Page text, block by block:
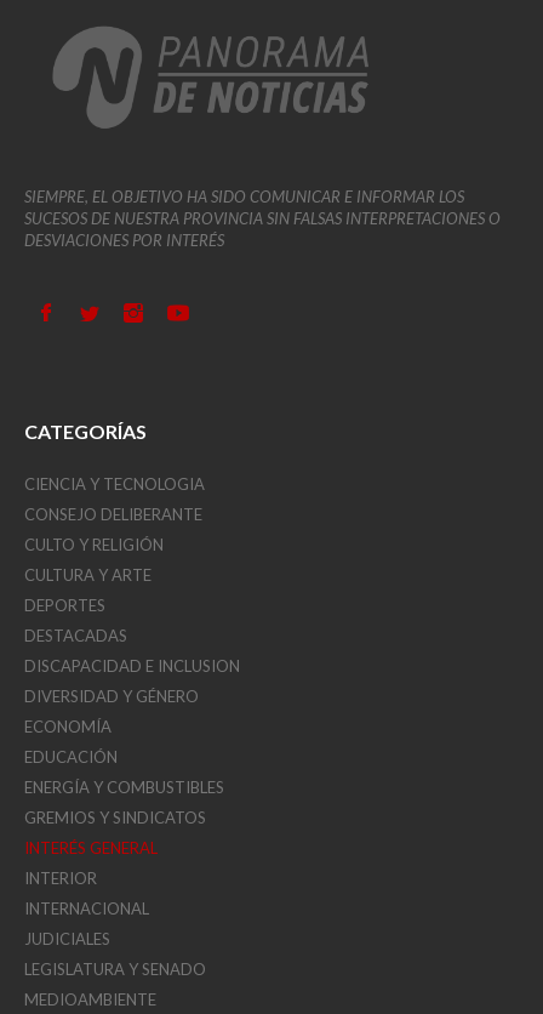
SIEMPRE, EL OBJETIVO HA SIDO COMUNICAR E INFORMAR LOS
SUCESOS DE NUESTRA PROVINCIA SIN FALSAS INTERPRETACIONES O
DESVIACIONES POR INTERÉS
CATEGORÍAS
CIENCIA Y TECNOLOGIA
CONSEJO DELIBERANTE
CULTO Y RELIGIÓN
CULTURA Y ARTE
DEPORTES
DESTACADAS
DISCAPACIDAD E INCLUSION
DIVERSIDAD Y GÉNERO
ECONOMÍA
EDUCACIÓN
ENERGÍA Y COMBUSTIBLES
GREMIOS Y SINDICATOS
INTERÉS GENERAL
INTERIOR
INTERNACIONAL
JUDICIALES
LEGISLATURA Y SENADO
MEDIOAMBIENTE